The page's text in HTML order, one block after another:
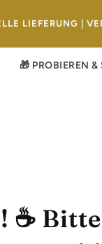
LIEFERUNG |
🎁 PROBIEREN